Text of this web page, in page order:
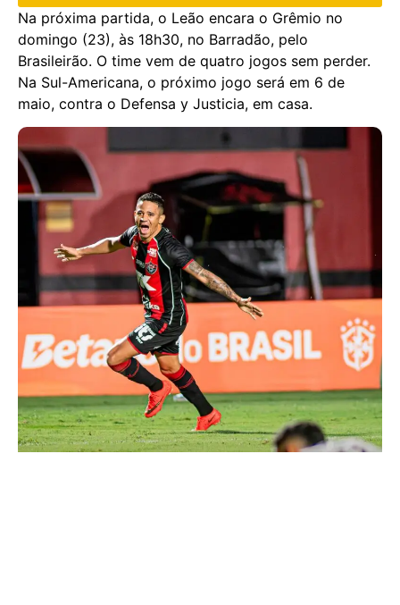
Na próxima partida, o Leão encara o Grêmio no
domingo (23), às 18h30, no Barradão, pelo
Brasileirão. O time vem de quatro jogos sem perder.
Na Sul-Americana, o próximo jogo será em 6 de
maio, contra o Defensa y Justicia, em casa.